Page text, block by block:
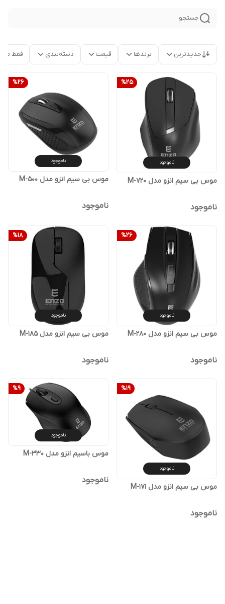
جستجو
جدیدترین برندها قیمت دسته‌بندی فقط
%25
ناموجود
موس بی سیم انزو مدل M-720
ناموجود
%26
ناموجود
موس بی سیم انزو مدل M-500
ناموجود
%26
ناموجود
موس بی سیم انزو مدل M-280
ناموجود
%18
ناموجود
موس بی سیم انزو مدل M-185
ناموجود
%19
ناموجود
موس بی سیم انزو مدل M-171
ناموجود
%9
ناموجود
موس باسیم انزو مدل M-330
ناموجود